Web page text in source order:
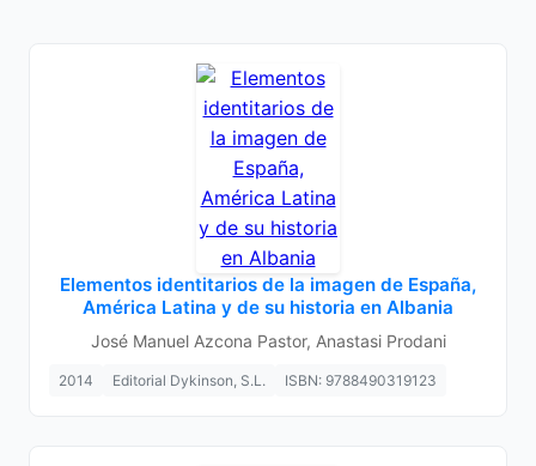
Elementos identitarios de la imagen de España,
América Latina y de su historia en Albania
José Manuel Azcona Pastor, Anastasi Prodani
2014 Editorial Dykinson, S.L. ISBN: 9788490319123